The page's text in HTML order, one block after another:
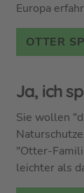
Europa
OTTER
Ja, ich
Sie wollen
"Otter-
leichter als